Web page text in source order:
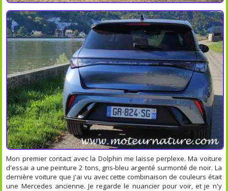
Mon premier contact avec la Dolphin me laisse perplexe. Ma voiture
d'essai a une peinture 2 tons, gris-bleu argenté surmonté de noir. La
dernière voiture que j'ai vu avec cette combinaison de couleurs était
une Mercedes ancienne. Je regarde le nuancier pour voir, et je n'y